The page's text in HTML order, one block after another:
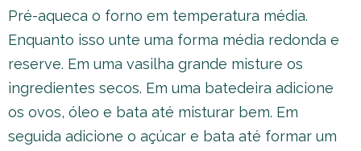
Pré-aqueca o forno em temperatura média.
Enquanto isso unte uma forma média redonda e
reserve. Em uma vasilha grande misture os
ingredientes secos. Em uma batedeira adicione
os ovos, óleo e bata até misturar bem. Em
seguida adicione o açúcar e bata até formar um